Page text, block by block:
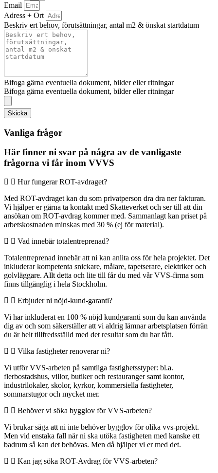
Email
Adress + Ort
Beskriv ert behov, förutsättningar, antal m2 & önskat startdatum
Bifoga gärna eventuella dokument, bilder eller ritningar
Bifoga gärna eventuella dokument, bilder eller ritningar
Skicka
Vanliga frågor
Här finner ni svar på några av de vanligaste
frågorna vi får inom VVVS
Hur fungerar ROT-avdraget?
Med ROT-avdraget kan du som privatperson dra dra ner fakturan.
Vi hjälper er gärna ta kontakt med Skatteverket och ser till att din
ansökan om ROT-avdrag kommer med. Sammanlagt kan priset på
arbetskostnaden minskas med 30 % (ej för material).
Vad innebär totalentreprenad?
Totalentreprenad innebär att ni kan anlita oss för hela projektet. Det
inkluderar kompetenta snickare, målare, tapetserare, elektriker och
golvläggare. Allt detta och lite till får du med vår VVS-firma som
finns tillgänglig i hela Stockholm.
Erbjuder ni nöjd-kund-garanti?
Vi har inkluderat en 100 % nöjd kundgaranti som du kan använda
dig av och som säkerställer att vi aldrig lämnar arbetsplatsen förrän
du är helt tillfredsställd med det resultat som du har fått.
Vilka fastigheter renoverar ni?
Vi utför VVS-arbeten på samtliga fastighetsstyper: bl.a.
flerbostadshus, villor, butiker och restauranger samt kontor,
industrilokaler, skolor, kyrkor, kommersiella fastigheter,
sommarstugor och mycket mer.
Behöver vi söka bygglov för VVS-arbeten?
Vi brukar säga att ni inte behöver bygglov för olika vvs-projekt.
Men vid enstaka fall när ni ska utöka fastigheten med kanske ett
badrum så kan det behövas. Men då hjälper vi er med det.
Kan jag söka ROT-Avdrag för VVS-arbeten?